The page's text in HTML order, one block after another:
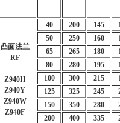
凸面法兰
RF
Z940H
Z940Y
Z940W
Z940F
40 200 145
50
250 160
65
265 180
80
280 195
100
300 215
125
325 245
150
350 280
200
400 335